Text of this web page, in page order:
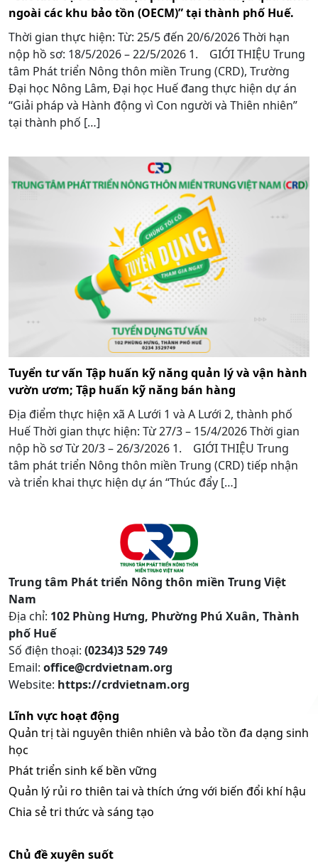
ngoài các khu bảo tồn (OECM)” tại thành phố Huế.
Thời gian thực hiện: Từ: 25/5 đến 20/6/2026 Thời hạn
nộp hồ sơ: 18/5/2026 – 22/5/2026 1. GIỚI THIỆU Trung
tâm Phát triển Nông thôn miền Trung (CRD), Trường
Đại học Nông Lâm, Đại học Huế đang thực hiện dự án
“Giải pháp và Hành động vì Con người và Thiên nhiên”
tại thành phố […]
Tuyển tư vấn Tập huấn kỹ năng quản lý và vận hành
vườn ươm; Tập huấn kỹ năng bán hàng
Địa điểm thực hiện xã A Lưới 1 và A Lưới 2, thành phố
Huế Thời gian thực hiện: Từ 27/3 – 15/4/2026 Thời gian
nộp hồ sơ Từ 20/3 – 26/3/2026 1. GIỚI THIỆU Trung
tâm phát triển Nông thôn miền Trung (CRD) tiếp nhận
và triển khai thực hiện dự án “Thúc đẩy […]
Trung tâm Phát triển Nông thôn miền Trung Việt
Nam
Địa chỉ: 102 Phùng Hưng, Phường Phú Xuân, Thành
phố Huế
Số điện thoại: (0234)3 529 749
Email: office@crdvietnam.org
Website: https://crdvietnam.org
Lĩnh vực hoạt động
Quản trị tài nguyên thiên nhiên và bảo tồn đa dạng sinh
học
Phát triển sinh kế bền vững
Quản lý rủi ro thiên tai và thích ứng với biến đổi khí hậu
Chia sẻ tri thức và sáng tạo
Chủ đề xuyên suốt